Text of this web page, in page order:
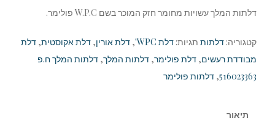
דלתות המלך עשויות מחומר חזק המוכר בשם W.P.C פולימר.
קטגוריה: דלתות תגיות: דלת WPC' , דלת אורין, דלת אקוסטית, דלת
מבודדת רעשים, דלת פולימר, דלתות המלך, דלתות המלך ח.פ
516023363
, דלתות פולימר
תיאור